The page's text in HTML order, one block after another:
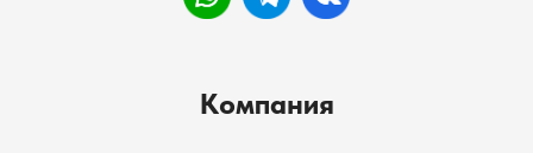
Компания